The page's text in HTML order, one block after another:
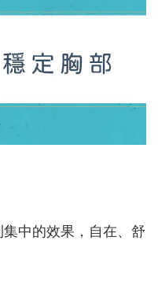
中的效果，自在、舒